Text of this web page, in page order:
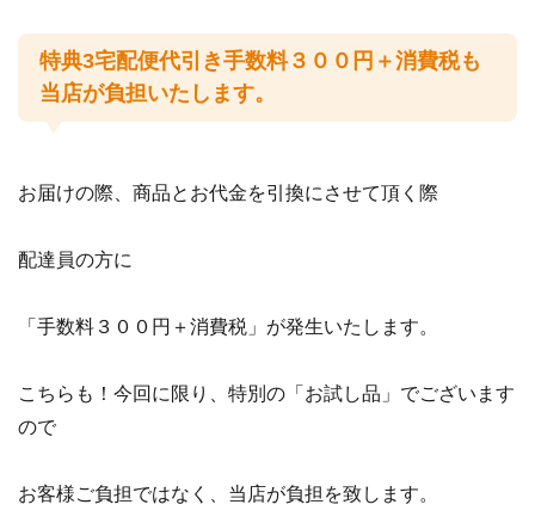
特典3宅配便代引き手数料３００円＋消費税も
当店が負担いたします。
お届けの際、商品とお代金を引換にさせて頂く際
配達員の方に
「手数料３００円＋消費税」が発生いたします。
こちらも！今回に限り、特別の「お試し品」でございます
ので
お客様ご負担ではなく、当店が負担を致します。